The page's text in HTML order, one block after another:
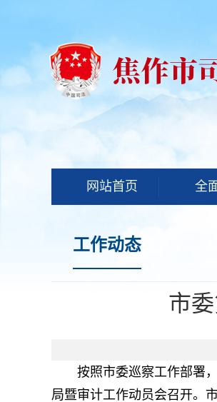
网站首页 全
工作动态
市
按照市委巡察工作部署
局暨审计工作动员会召开。